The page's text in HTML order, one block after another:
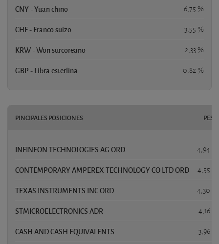
CNY - Yuan chino 6,75 %
CHF - Franco suizo 3,55 %
KRW - Won surcoreano 2,33 %
GBP - Libra esterlina 0,82 %
PINCIPALES POSICIONES PESO
INFINEON TECHNOLOGIES AG ORD 4,94 %
CONTEMPORARY AMPEREX TECHNOLOGY CO LTD ORD 4,55 %
TEXAS INSTRUMENTS INC ORD 4,30 %
STMICROELECTRONICS ADR 4,16 %
CASH AND CASH EQUIVALENTS 3,96 %